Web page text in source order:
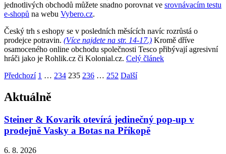
jednotlivých obchodů můžete snadno porovnat ve srovnávacím testu
e-shopů na webu Vybero.cz.
Český trh s eshopy se v posledních měsících navíc rozrůstá o
prodejce potravin. (Více najdete na str. 14-17.) Kromě dříve
osamoceného online obchodu společnosti Tesco přibývají agresivní
hráči jako je Rohlik.cz či Kolonial.cz. Celý článek
Stránkování
příspěvků
Předchozí Strana
1 … Strana
234 Strana
235 Strana
236 … Strana
252 Další
Aktuálně
Steiner & Kovarik otevírá jedinečný pop-up v
prodejně Vasky a Botas na Příkopě
6. 8. 2026